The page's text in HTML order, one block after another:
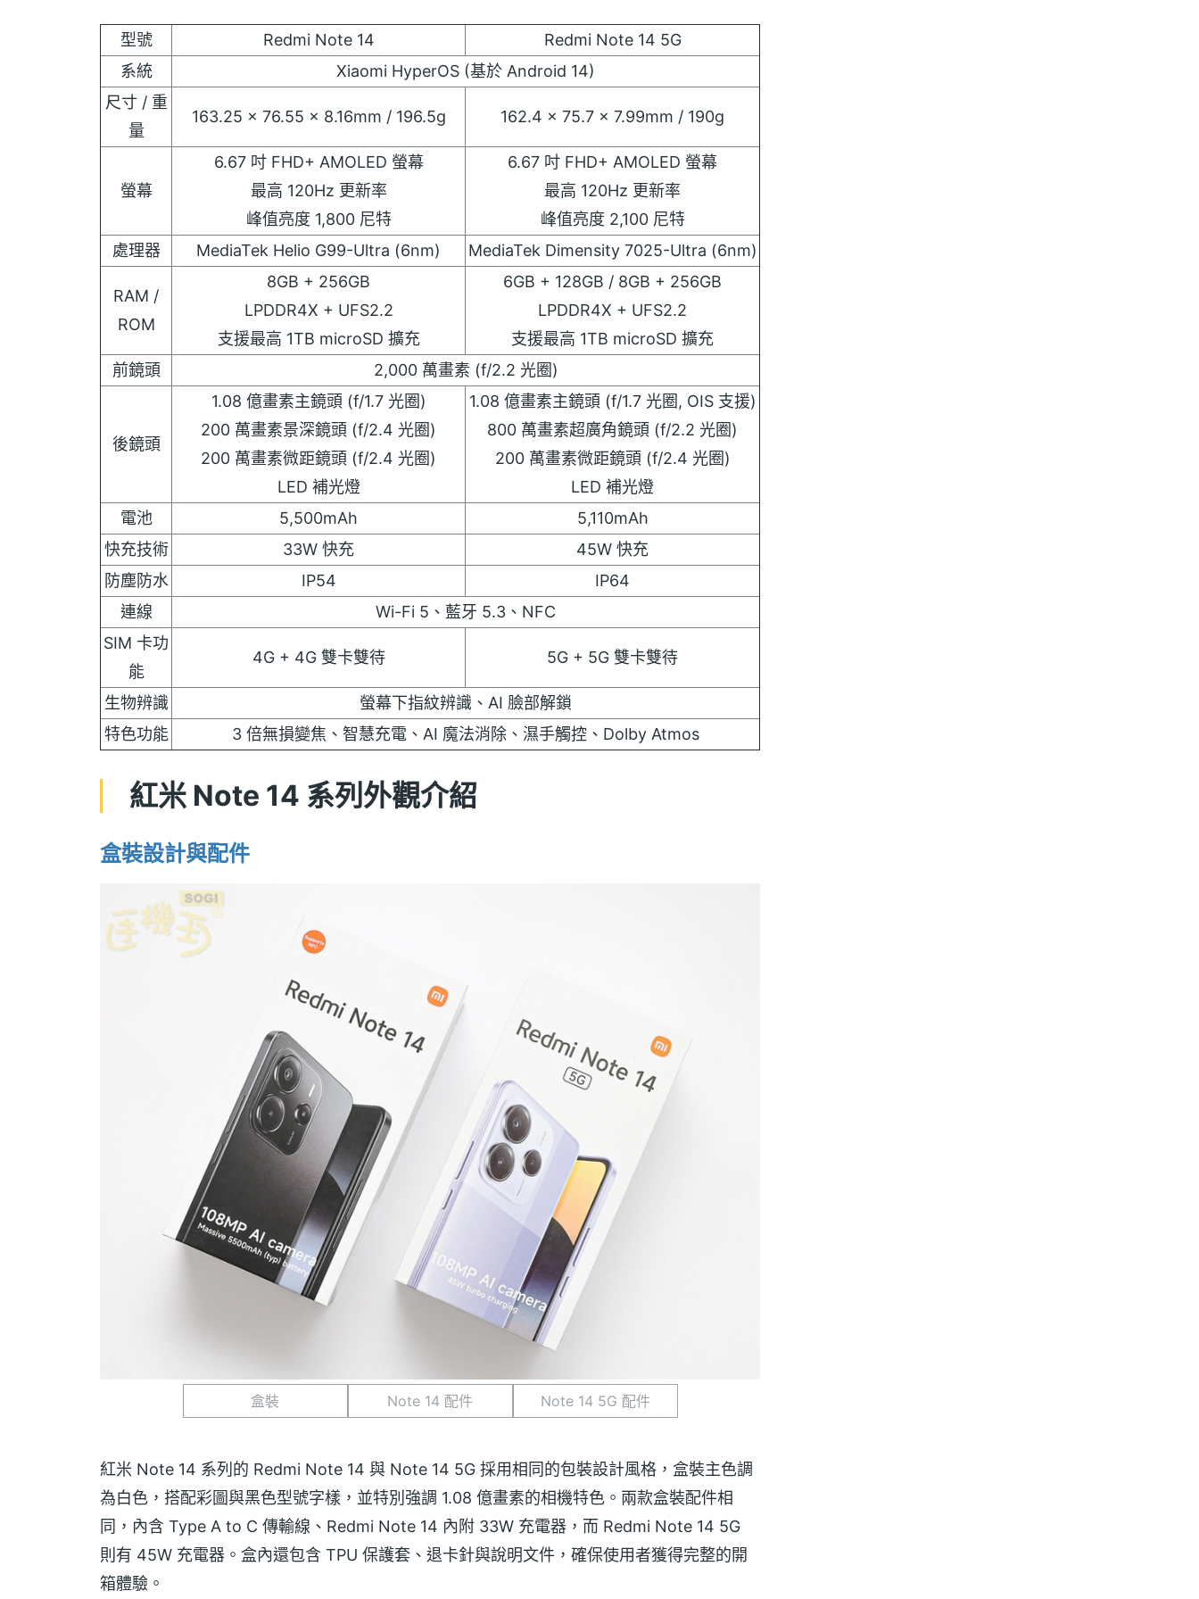
型號 Redmi Note 14
Redmi Note 14 5G
系統
Xiaomi HyperOS (基於 Android 14)
尺寸 / 重
量
163.25 x 76.55 x 8.16mm / 196.5g 162.4 x 75.7 x 7.99mm / 190g
螢幕
6.67 吋 FHD+ AMOLED 螢幕
最高 120Hz 更新率
峰值亮度 1,800 尼特
6.67 吋 FHD+ AMOLED 螢幕
最高 120Hz 更新率
峰值亮度 2,100 尼特
處理器
MediaTek Helio G99-Ultra (6nm) MediaTek Dimensity 7025-Ultra (6nm)
RAM /
ROM
8GB + 256GB
LPDDR4X + UFS2.2
支援最高 1TB microSD 擴充
6GB + 128GB / 8GB + 256GB
LPDDR4X + UFS2.2
支援最高 1TB microSD 擴充
前鏡頭
2,000 萬畫素 (f/2.2 光圈)
後鏡頭
1.08 億畫素主鏡頭 (f/1.7 光圈)
200 萬畫素景深鏡頭 (f/2.4 光圈)
200 萬畫素微距鏡頭 (f/2.4 光圈)
LED 補光燈
1.08 億畫素主鏡頭 (f/1.7 光圈, OIS 支援)
800 萬畫素超廣角鏡頭 (f/2.2 光圈)
200 萬畫素微距鏡頭 (f/2.4 光圈)
LED 補光燈
電池
5,500mAh
5,110mAh
快充技術
33W 快充
45W 快充
防塵防水
IP54
IP64
連線
Wi-Fi 5、藍牙 5.3、NFC
SIM 卡功
能
4G + 4G 雙卡雙待 5G + 5G 雙卡雙待
生物辨識
螢幕下指紋辨識、AI 臉部解鎖
特色功能
3 倍無損變焦、智慧充電、AI 魔法消除、濕手觸控、Dolby Atmos
紅米 Note 14 系列外觀介紹
盒裝設計與配件
盒裝 Note 14 配件 Note 14 5G 配件
紅米 Note 14 系列的 Redmi Note 14 與 Note 14 5G 採用相同的包裝設計風格，盒裝主色調
為白色，搭配彩圖與黑色型號字樣，並特別強調 1.08 億畫素的相機特色。兩款盒裝配件相
同，內含 Type A to C 傳輸線、Redmi Note 14 內附 33W 充電器，而 Redmi Note 14 5G
則有 45W 充電器。盒內還包含 TPU 保護套、退卡針與說明文件，確保使用者獲得完整的開
箱體驗。